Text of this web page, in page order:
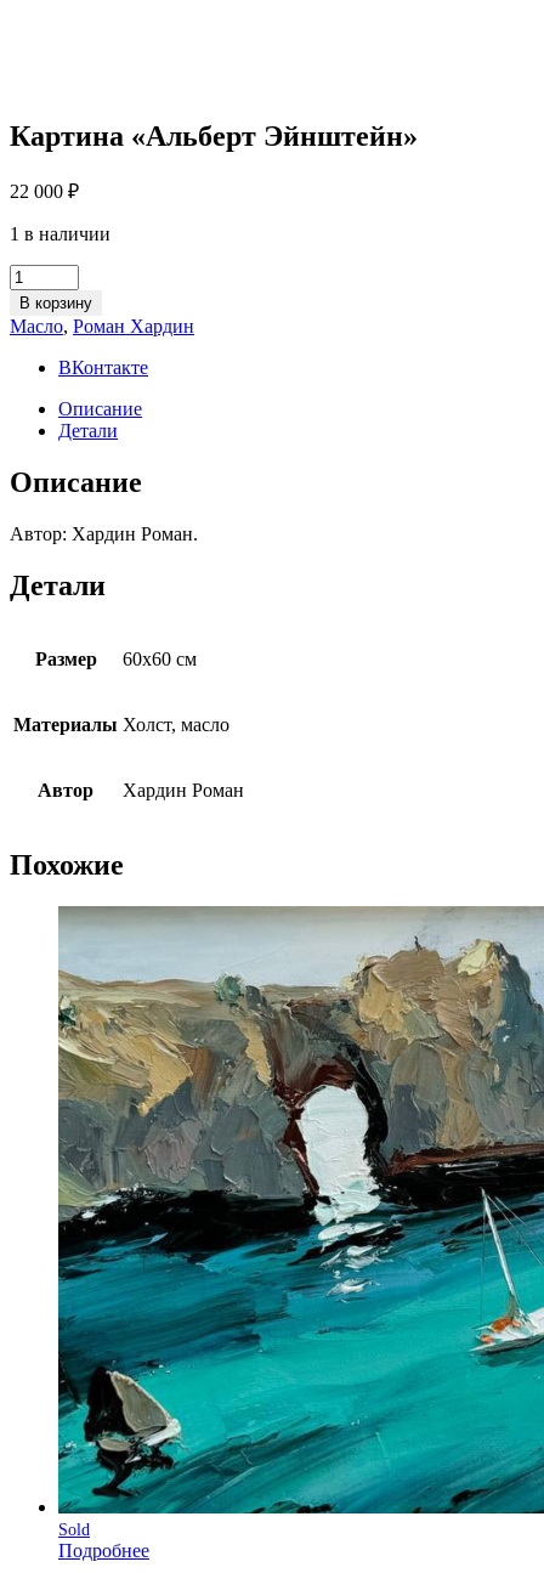
Картина «Альберт Эйнштейн»
22 000 ₽
1 в наличии
Картина
«Альберт
Эйнштейн»
quantity
В корзину
Масло, Роман Хардин
ВКонтакте
Описание
Детали
Описание
Автор: Хардин Роман.
Детали
Размер 60х60 см
Материалы Холст, масло
Автор Хардин Роман
Похожие
Sold
Подробнее